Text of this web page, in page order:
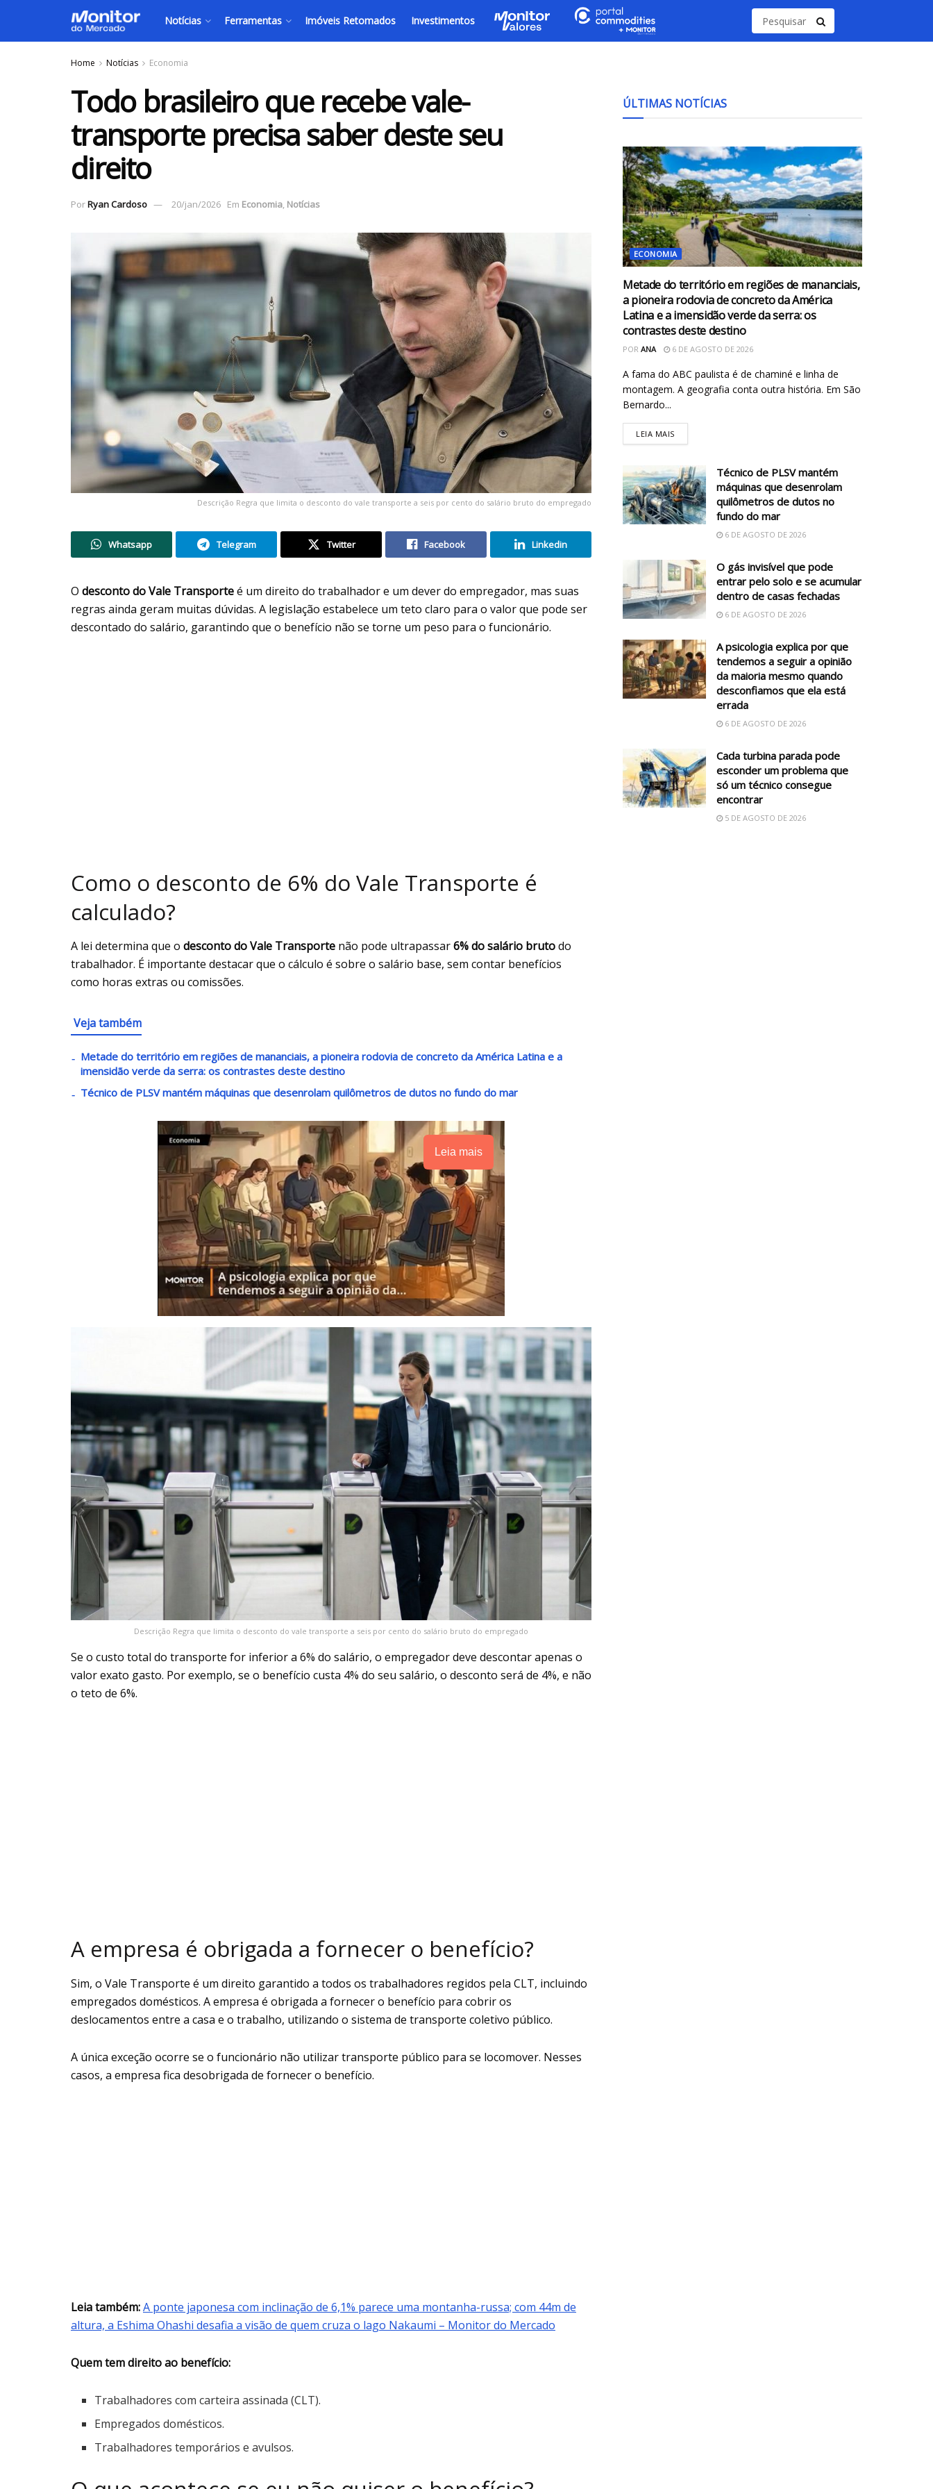
Notícias Ferramentas Imóveis Retomados Investimentos
Home Notícias Economia
Todo brasileiro que recebe vale-
transporte precisa saber deste seu
direito
PorRyan Cardoso 20/jan/2026 Em Economia, Notícias
Descrição Regra que limita o desconto do vale transporte a seis por cento do salário bruto do empregado
Whatsapp Telegram Twitter Facebook Linkedin
O desconto do Vale Transporteé um direito do trabalhador e um dever do empregador, mas suas
regras ainda geram muitas dúvidas. A legislação estabelece um teto claro para o valor que pode ser
descontado do salário, garantindo que o benefício não se torne um peso para o funcionário.
Como o desconto de 6% do Vale Transporte é
calculado?
A lei determina que o desconto do Vale Transporte não pode ultrapassar6% do salário brutodo
trabalhador. É importante destacar que o cálculo é sobre o salário base, sem contar benefícios
como horas extras ou comissões.
Veja também
Metade do território em regiões de mananciais, a pioneira rodovia de concreto da América Latina e a
imensidão verde da serra: os contrastes deste destino
Técnico de PLSV mantém máquinas que desenrolam quilômetros de dutos no fundo do mar
Leia mais
Descrição Regra que limita o desconto do vale transporte a seis por cento do salário bruto do empregado
Se o custo total do transporte for inferior a 6% do salário, o empregador deve descontar apenas o
valor exato gasto. Por exemplo, se o benefício custa 4% do seu salário, o desconto será de 4%, e não
o teto de 6%.
A empresa é obrigada a fornecer o benefício?
Sim, o Vale Transporte é um direito garantido a todos os trabalhadores regidos pela CLT, incluindo
empregados domésticos. A empresa é obrigada a fornecer o benefício para cobrir os
deslocamentos entre a casa e o trabalho, utilizando o sistema de transporte coletivo público.
A única exceção ocorre se o funcionário não utilizar transporte público para se locomover. Nesses
casos, a empresa fica desobrigada de fornecer o benefício.
Leia também:A ponte japonesa com inclinação de 6,1% parece uma montanha-russa; com 44m de
altura, a Eshima Ohashi desafia a visão de quem cruza o lago Nakaumi – Monitor do Mercado
Quem tem direito ao benefício:
Trabalhadores com carteira assinada (CLT).
Empregados domésticos.
Trabalhadores temporários e avulsos.
ÚLTIMAS NOTÍCIAS
ECONOMIA
Metade do território em regiões de mananciais,
a pioneira rodovia de concreto da América
Latina e a imensidão verde da serra: os
contrastes deste destino
POR ANA 6 DE AGOSTO DE 2026
A fama do ABC paulista é de chaminé e linha de
montagem. A geografia conta outra história. Em São
Bernardo...
LEIA MAIS
Técnico de PLSV mantém
máquinas que desenrolam
quilômetros de dutos no
fundo do mar
6 DE AGOSTO DE 2026
O gás invisível que pode
entrar pelo solo e se acumular
dentro de casas fechadas
6 DE AGOSTO DE 2026
A psicologia explica por que
tendemos a seguir a opinião
da maioria mesmo quando
desconfiamos que ela está
errada
6 DE AGOSTO DE 2026
Cada turbina parada pode
esconder um problema que
só um técnico consegue
encontrar
5 DE AGOSTO DE 2026